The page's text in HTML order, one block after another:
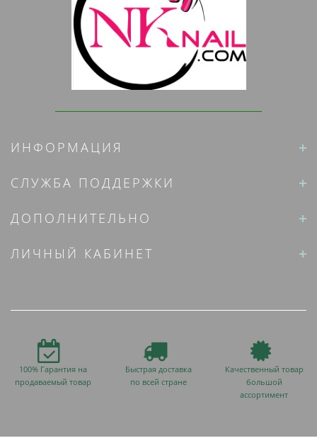
ИНФОРМАЦИЯ
СЛУЖБА ПОДДЕРЖКИ
ДОПОЛНИТЕЛЬНО
ЛИЧНЫЙ КАБИНЕТ
100% Гарантия на
продаваемый товар
Быстрая доставка
по всей стране
Качественный товар
большой
ассортимент